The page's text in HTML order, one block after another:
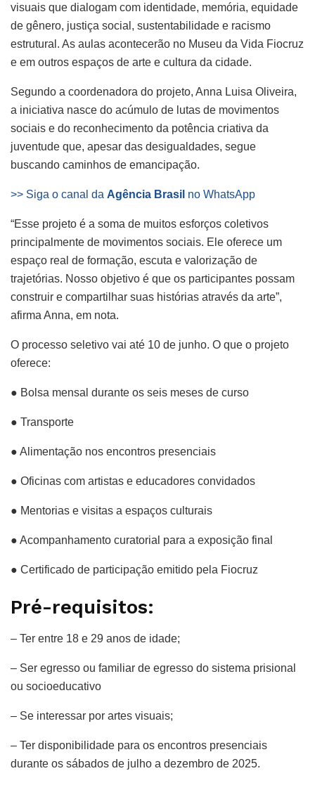
visuais que dialogam com identidade, memória, equidade
de gênero, justiça social, sustentabilidade e racismo
estrutural. As aulas acontecerão no Museu da Vida Fiocruz
e em outros espaços de arte e cultura da cidade.
Segundo a coordenadora do projeto, Anna Luisa Oliveira,
a iniciativa nasce do acúmulo de lutas de movimentos
sociais e do reconhecimento da potência criativa da
juventude que, apesar das desigualdades, segue
buscando caminhos de emancipação.
>> Siga o canal da Agência Brasil no WhatsApp
“Esse projeto é a soma de muitos esforços coletivos
principalmente de movimentos sociais. Ele oferece um
espaço real de formação, escuta e valorização de
trajetórias. Nosso objetivo é que os participantes possam
construir e compartilhar suas histórias através da arte”,
afirma Anna, em nota.
O processo seletivo vai até 10 de junho. O que o projeto
oferece:
● Bolsa mensal durante os seis meses de curso
● Transporte
● Alimentação nos encontros presenciais
● Oficinas com artistas e educadores convidados
● Mentorias e visitas a espaços culturais
● Acompanhamento curatorial para a exposição final
● Certificado de participação emitido pela Fiocruz
Pré-requisitos:
– Ter entre 18 e 29 anos de idade;
– Ser egresso ou familiar de egresso do sistema prisional
ou socioeducativo
– Se interessar por artes visuais;
– Ter disponibilidade para os encontros presenciais
durante os sábados de julho a dezembro de 2025.